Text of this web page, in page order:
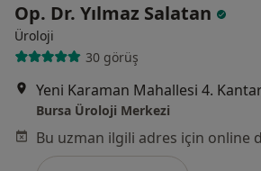
Op. Dr. Yılmaz Salatan
Üroloji
30 görüş
Bursa Üroloji Merkezi